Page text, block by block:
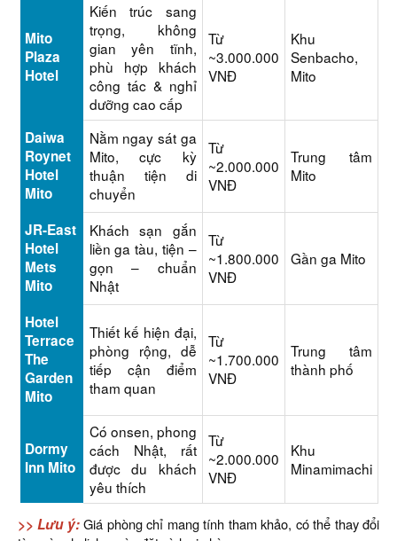
Mito
Plaza
Hotel
Kiến trúc sang
trọng, không
gian yên tĩnh,
phù hợp khách
công tác & nghỉ
dưỡng cao cấp
Từ
~3.000.000
VNĐ
Khu
Senbacho,
Mito
Daiwa
Roynet
Hotel
Mito
Nằm ngay sát ga
Mito, cực kỳ
thuận tiện di
chuyển
Từ
~2.000.000
VNĐ
Trung tâm
Mito
JR-East
Hotel
Mets
Mito
Khách sạn gắn
liền ga tàu, tiện –
gọn – chuẩn
Nhật
Từ
~1.800.000
VNĐ
Gần ga Mito
Hotel
Terrace
The
Garden
Mito
Thiết kế hiện đại,
phòng rộng, dễ
tiếp cận điểm
tham quan
Từ
~1.700.000
VNĐ
Trung tâm
thành phố
Dormy
Inn Mito
Có onsen, phong
cách Nhật, rất
được du khách
yêu thích
Từ
~2.000.000
VNĐ
Khu
Minamimachi
>> Lưu ý:Giá phòng chỉ mang tính tham khảo, có thể thay đổi